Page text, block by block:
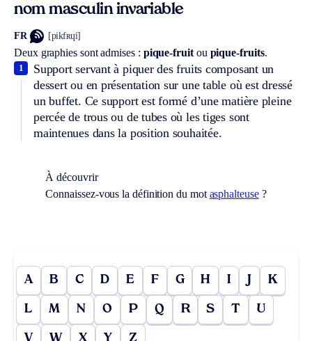
nom masculin invariable
FR [pikfʀɥi]
Deux graphies sont admises : pique-fruitou pique-fruits.
Support servant à piquer des fruits composant un
dessert ou en présentation sur une table où est dressé
un buffet. Ce support est formé d’une matière pleine
percée de trous ou de tubes où les tiges sont
maintenues dans la position souhaitée.
1
À découvrir
Connaissez-vous la définition du mot asphalteuse?
A B C D E F G H I J K
L M N O P Q R S T U